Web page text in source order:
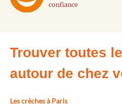
confiance
Trouver toutes
autour de chez
Les crèches à Paris